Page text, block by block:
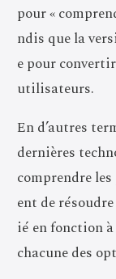
pour «
ndis que la
e pour
utilisateurs.
En d’autres
dernières
comprendre
ent de
ié en fonction
chacune des